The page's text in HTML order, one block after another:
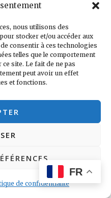
nous utilisons des
stocker et/ou accéder aux
consentir à ces technologies
telles que le comportement
site. Le fait de ne pas
peut avoir un effet
et fonctions.
de confidentialité
avec chants et
d’émotion. En
les baisers ou
censurables.
bien compris
En Inde en
musicale
images ont
de la musique et
FR